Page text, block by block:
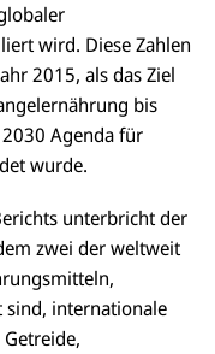
wird. Diese Zahlen
2015, als das Ziel
bis
Agenda für
wurde.
unterbricht der
zwei der weltweit
internationale